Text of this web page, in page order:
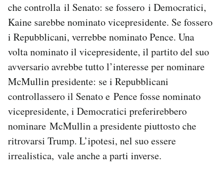
che controlla il Senato: se fossero i Democratici,
Kaine sarebbe nominato vicepresidente. Se fossero
i Repubblicani, verrebbe nominato Pence. Una
volta nominato il vicepresidente, il partito del suo
avversario avrebbe tutto l’interesse per nominare
McMullin presidente: se i Repubblicani
controllassero il Senato e Pence fosse nominato
vicepresidente, i Democratici preferirebbero
nominare McMullin a presidente piuttosto che
ritrovarsi Trump. L’ipotesi, nel suo essere
irrealistica, vale anche a parti inverse.